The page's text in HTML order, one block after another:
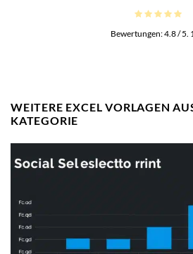
Bewertungen:4.8/ 5.
WEITERE EXCEL VORLAGEN
KATEGORIE